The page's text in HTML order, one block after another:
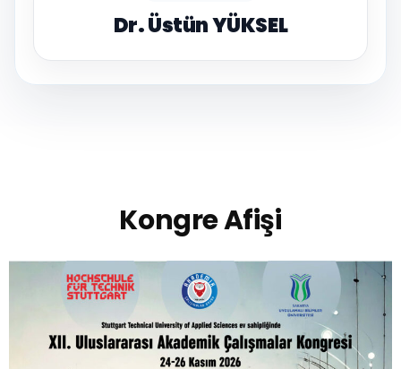
Dr. Üstün YÜKSEL
Kongre Afişi